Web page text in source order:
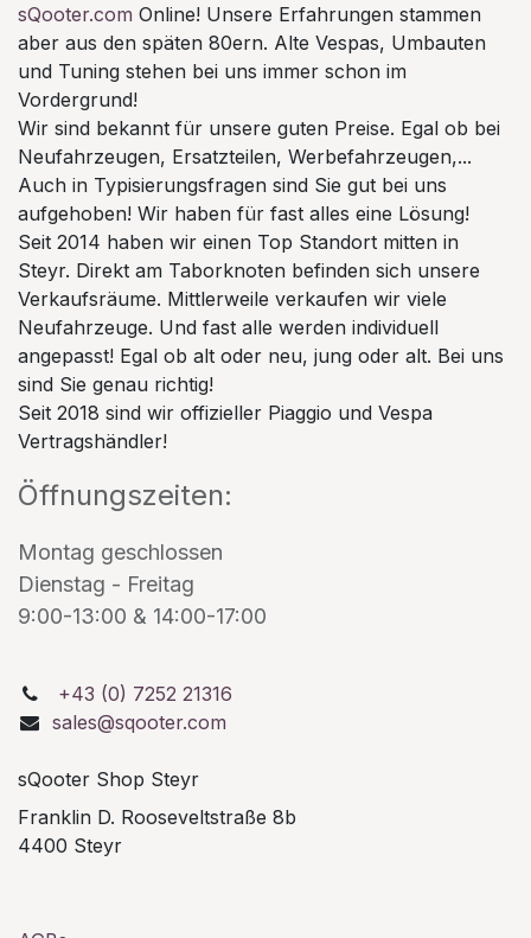
sQooter.com Online! Unsere Erfahrungen stammen
aber aus den späten 80ern. Alte Vespas, Umbauten
und Tuning stehen bei uns immer schon im
Vordergrund!
Wir sind bekannt für unsere guten Preise. Egal ob bei
Neufahrzeugen, Ersatzteilen, Werbefahrzeugen,...
Auch in Typisierungsfragen sind Sie gut bei uns
aufgehoben! Wir haben für fast alles eine Lösung!
Seit 2014 haben wir einen Top Standort mitten in
Steyr. Direkt am Taborknoten befinden sich unsere
Verkaufsräume. Mittlerweile verkaufen wir viele
Neufahrzeuge. Und fast alle werden individuell
angepasst! Egal ob alt oder neu, jung oder alt. Bei uns
sind Sie genau richtig!
Seit 2018 sind wir offizieller Piaggio und Vespa
Vertragshändler!
Öffnungszeiten:
Montag geschlossen
Dienstag - Freitag
9:00-13:00 & 14:00-17:00
+43 (0) 7252 21316
sales@sqooter.com
sQooter Shop Steyr
Franklin D. Rooseveltstraße 8b
4400 Steyr